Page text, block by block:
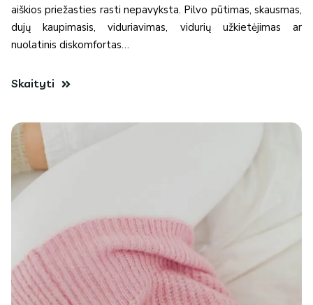
aiškios priežasties rasti nepavyksta. Pilvo pūtimas, skausmas,
dujų kaupimasis, viduriavimas, vidurių užkietėjimas ar
nuolatinis diskomfortas…
Skaityti